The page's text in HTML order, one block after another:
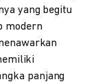
yang begitu
modern
panjang